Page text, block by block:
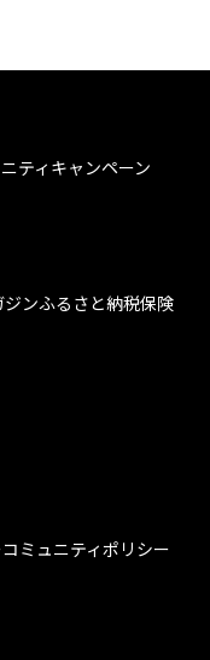
ティキャンペーン
ジンふるさと納税保険
コミュニティポリシー